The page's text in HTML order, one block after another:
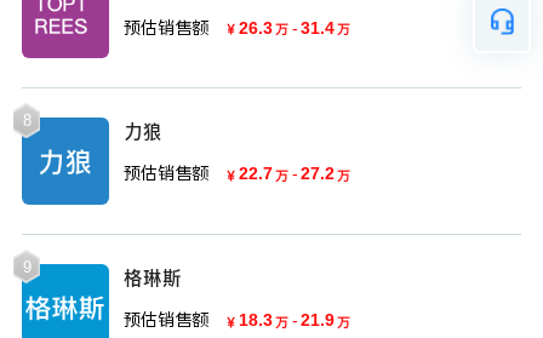
预估销售额 ￥ 26.3万 - 31.4万
8 力狼
预估销售额 ￥ 22.7万 - 27.2万
9 格琳斯
预估销售额 ￥ 18.3万 - 21.9万